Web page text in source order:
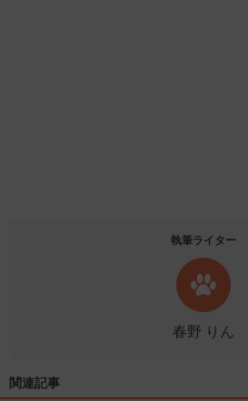
執筆ライター
春野 りん
関連記事